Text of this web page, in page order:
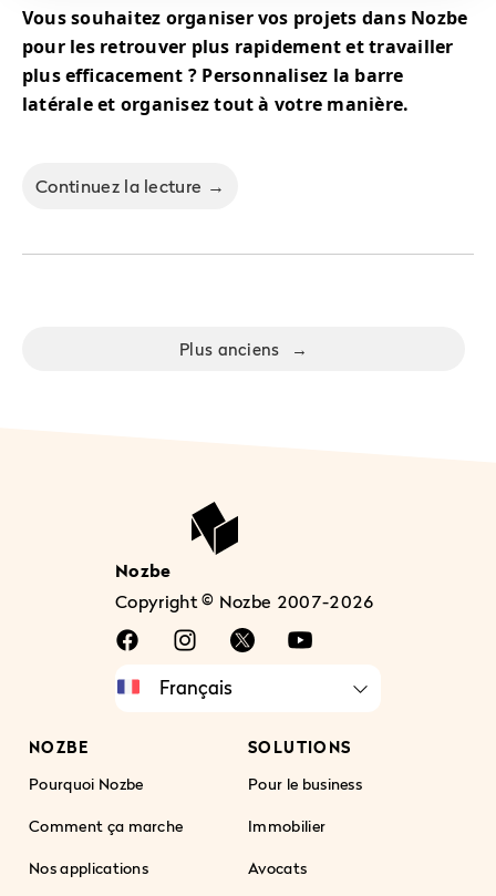
Vous souhaitez organiser vos projets dans Nozbe
pour les retrouver plus rapidement et travailler
plus efficacement ? Personnalisez la barre
latérale et organisez tout à votre manière.
Continuez la lecture →
Plus anciens →
Nozbe
Copyright © Nozbe 2007-2026
NOZBE
Pourquoi Nozbe
Comment ça marche
Nos applications
SOLUTIONS
Pour le business
Immobilier
Avocats